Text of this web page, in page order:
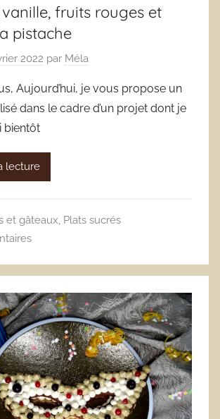
fruits rouges et
pistache
2022 par Méla
Aujourd’hui, je vous propose un
dans le cadre d’un projet dont je
bientôt
lecture
et gâteaux Plats sucrés